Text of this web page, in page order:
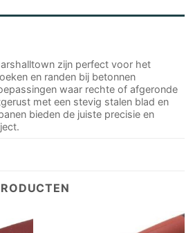
zijn perfect voor het
en randen bij betonnen
waar rechte of afgeronde
met een stevig stalen blad en
bieden de juiste precisie en